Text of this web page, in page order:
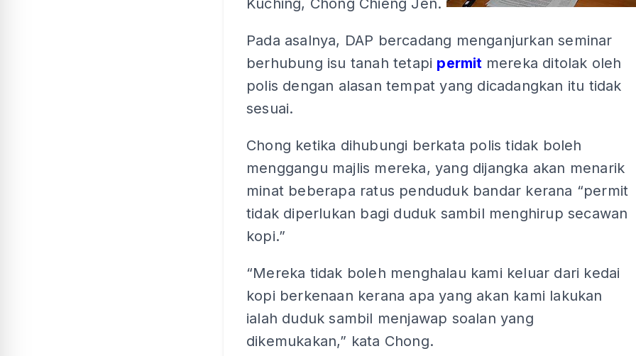
Kuching, Chong Chieng Jen.
Pada asalnya, DAP bercadang menganjurkan seminar
berhubung isu tanah tetapi permit mereka ditolak oleh
polis dengan alasan tempat yang dicadangkan itu tidak
sesuai.
Chong ketika dihubungi berkata polis tidak boleh
menggangu majlis mereka, yang dijangka akan menarik
minat beberapa ratus penduduk bandar kerana “permit
tidak diperlukan bagi duduk sambil menghirup secawan
kopi.”
“Mereka tidak boleh menghalau kami keluar dari kedai
kopi berkenaan kerana apa yang akan kami lakukan
ialah duduk sambil menjawap soalan yang
dikemukakan,” kata Chong.